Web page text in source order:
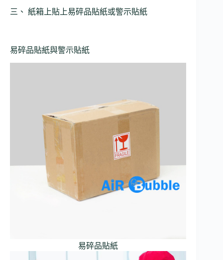
三、 紙箱上貼上易碎品貼紙或警示貼紙
易碎品貼紙與警示貼紙
易碎品貼紙